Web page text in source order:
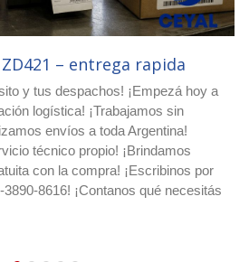
Ago
IMPRESORA ZD421
¡Escribinos por WhatsApp al
asesoramiento y
envíos a todo el país!
con etiquetas de seguridad
detectar aperturas En
etiquetas VOID de alta